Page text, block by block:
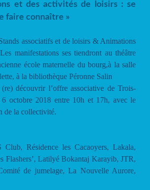
et des activités de loisirs : se
faire connaître »
associatifs et de loisirs & Animations
manifestations ses tiendront au théâtre
école maternelle du bourg,à la salle
à la bibliothèque Péronne Salin
découvrir l’offre associative de Trois-
6 octobre 2018 entre 10h et 17h, avec le
de la collectivité.
Résidence les Cacaoyers, Lakala,
Flashers’, Latilyé Bokantaj Karayib, JTR,
de jumelage, La Nouvelle Aurore,